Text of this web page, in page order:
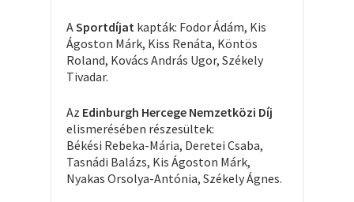
ASportdíjat kapták: Fodor Ádám, Kis
Ágoston Márk, Kiss Renáta, Köntös
Roland, Kovács András Ugor, Székely
Tivadar.
Az Edinburgh Hercege Nemzetközi Díj
elismerésében részesültek:
Békési Rebeka-Mária, Deretei Csaba,
Tasnádi Balázs, Kis Ágoston Márk,
Nyakas Orsolya-Antónia, Székely Ágnes.